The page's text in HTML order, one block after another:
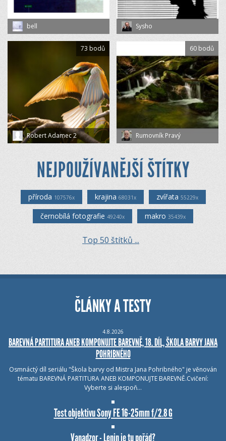
bell Sysho
Robert Adamec 2
73 bodů
Rumovník Pravý
60 bodů
NEJPOUŽÍVANĚJŠÍ ŠTÍTKY
příroda 107576x krajina 68031x zvířata 55229x
černobílá fotografie 49240x makro 35439x
Top 50 štítků ...
ČLÁNKY A TESTY
4.8.2026
BAREVNÁ PARTITURA ANEB KOMPONUJTE BAREVNĚ, 18. DÍL, ŠKOLA BARVY JANA
POHRIBNÉHO
Osmnáctý díl seriálu "Škola barvy od Mistra Jana Pohribného" je věnován
tématu BAREVNÁ PARTITURA ANEB KOMPONUJTE BAREVNĚ.Cvičení:
Vyberte si alespoň…
Test objektivu Sony FE 16-25mm f/2.8 G
Vanadzor - Lenin je tu pořád?